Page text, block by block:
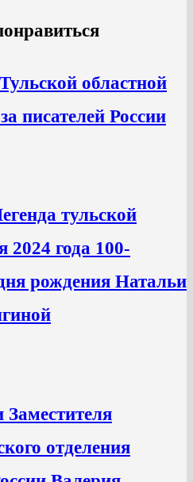
областной
писателей России
тульской
2024 года 100-
рождения Натальи
Заместителя
отделения